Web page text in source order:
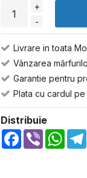
+
-
Livrare in toata
Vânzarea
Garantie pentru
Plata cu cardul pe
Distribuie
Facebook
Viber